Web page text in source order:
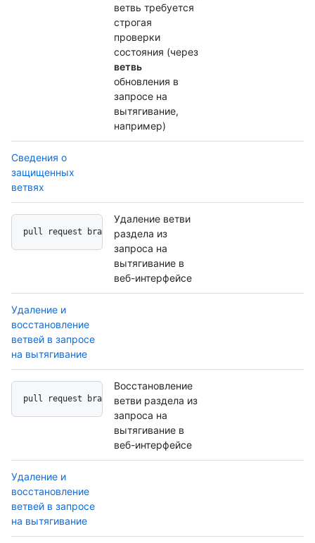
ветвь требуется
строгая
проверки
состояния (через
ветвь
обновления в
запросе на
вытягивание,
например)
Сведения о
защищенных
ветвях
pull request branch delete button
Удаление ветви
раздела из
запроса на
вытягивание в
веб-интерфейсе
Удаление и
восстановление
ветвей в запросе
на вытягивание
pull request branch undo button
Восстановление
ветви раздела из
запроса на
вытягивание в
веб-интерфейсе
Удаление и
восстановление
ветвей в запросе
на вытягивание